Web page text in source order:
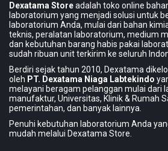
Dexatama Storeadalah toko online
laboratorium yang menjadi solusi untuk
laboratorium Anda, mulai dari bahan
teknis, peralatan laboratorium, medium
dan kebutuhan barang habis pakai
sudah ribuan unit terkirim ke seluruh
Berdiri sejak tahun 2010, Dexatama
oleh PT. Dexatama Niaga Labtekindo
melayani beragam pelanggan mulai dari
manufaktur, Universitas, Klinik & Rumah
pemerintahan, dan banyak lainnya.
Penuhi kebutuhan laboratorium Anda
mudah melalui Dexatama Store.